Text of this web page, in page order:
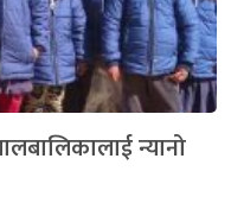
न्यानो